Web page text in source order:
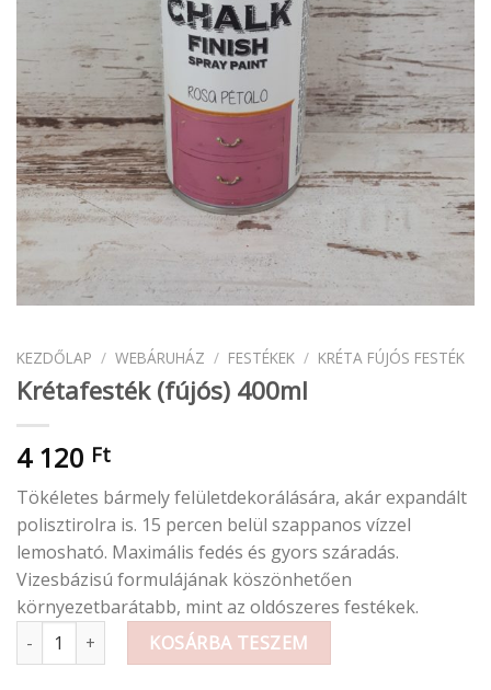
KEZDŐLAP / WEBÁRUHÁZ / FESTÉKEK / KRÉTA FÚJÓS FESTÉK
Krétafesték (fújós) 400ml
4 120 Ft
Tökéletes bármely felületdekorálására, akár expandált
polisztirolra is. 15 percen belül szappanos vízzel
lemosható. Maximális fedés és gyors száradás.
Vizesbázisú formulájának köszönhetően
környezetbarátabb, mint az oldószeres festékek.
Krétafesték (fújós) 400ml mennyiség
KOSÁRBA TESZEM